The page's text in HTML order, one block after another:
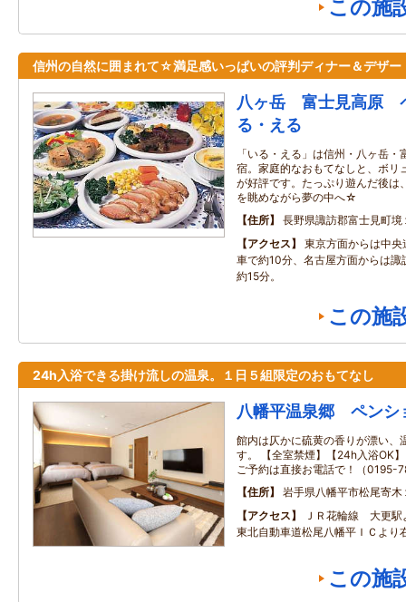
この施
信州の自然に囲まれて☆満足感いっぱいの評判ディナー＆デザー
八ヶ岳 富士見高原
る・える
「いる・える」は信州・八ヶ岳
宿。家庭的なおもてなしと、ボリ
が好評です。たっぷり遊んだ後は
を眺めながら夢の中へ☆
住所
長野県諏訪郡富士見町
アクセス
東京方面からは中
車で約10分、名古屋方面からは諏
約15分。
この施
24h入浴できる掛け流しの温泉。１日５組限定のおもてなし
八幡平温泉郷 ペンシ
館内は仄かに硫黄の香りが漂い、
す。 【全室禁煙】【24h入浴OK
ご予約は直接お電話で！（0195-
住所
岩手県八幡平市松尾寄
アクセス
ＪＲ花輪線 大更駅
東北自動車道松尾八幡平ＩＣより
この施